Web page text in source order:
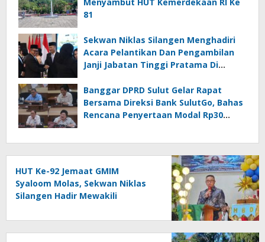
81
Sekwan Niklas Silangen Menghadiri
Acara Pelantikan Dan Pengambilan
Janji Jabatan Tinggi Pratama Di
Berikan Ucapan Selamat
Banggar DPRD Sulut Gelar Rapat
Bersama Direksi Bank SulutGo, Bahas
Rencana Penyertaan Modal Rp30
HUT Ke-92 Jemaat GMIM
Syaloom Molas, Sekwan Niklas
Silangen Hadir Mewakili